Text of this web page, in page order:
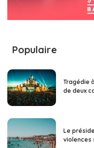
Populaire
Tragédie
de deux
Le
violences